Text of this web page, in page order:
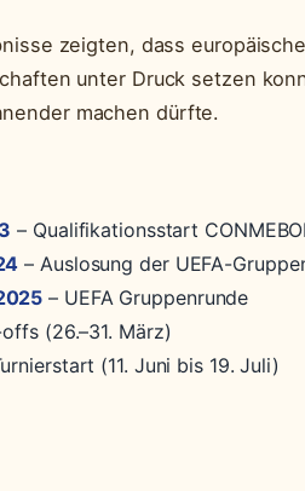
zeigten, dass
unter Druck setzen
machen dürfte.
– Qualifikationsstart
– Auslosung der UEFA-
– UEFA Gruppenrunde
(26.–31. März)
(11. Juni bis 19. Juli)